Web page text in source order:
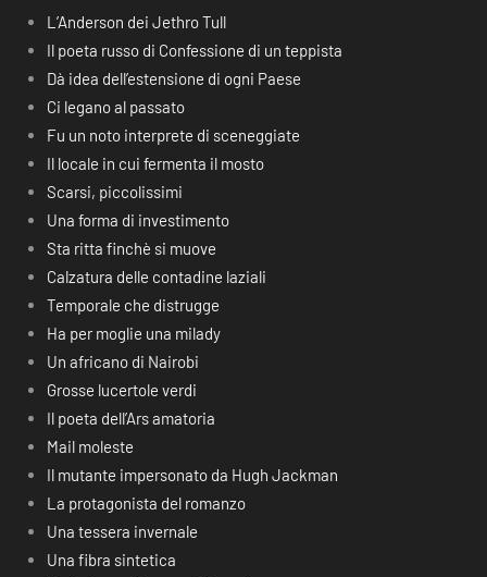
L’Anderson dei Jethro Tull
Il poeta russo di Confessione di un teppista
Dà idea dell’estensione di ogni Paese
Ci legano al passato
Fu un noto interprete di sceneggiate
Il locale in cui fermenta il mosto
Scarsi, piccolissimi
Una forma di investimento
Sta ritta finchè si muove
Calzatura delle contadine laziali
Temporale che distrugge
Ha per moglie una milady
Un africano di Nairobi
Grosse lucertole verdi
Il poeta dell’Ars amatoria
Mail moleste
Il mutante impersonato da Hugh Jackman
La protagonista del romanzo
Una tessera invernale
Una fibra sintetica